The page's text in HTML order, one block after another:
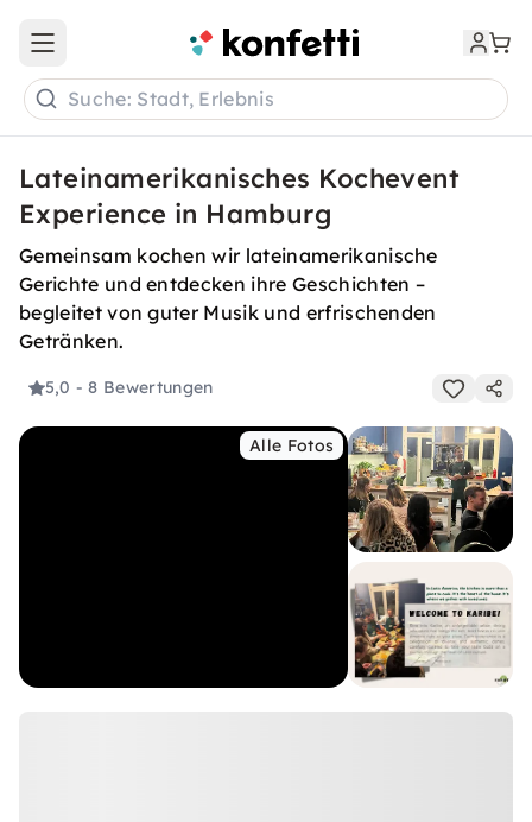
Open main menu
Suche: Stadt, Erlebnis
Lateinamerikanisches Kochevent
Experience in Hamburg
Gemeinsam kochen wir lateinamerikanische
Gerichte und entdecken ihre Geschichten –
begleitet von guter Musik und erfrischenden
Getränken.
5,0 - 8 Bewertungen
Alle Fotos